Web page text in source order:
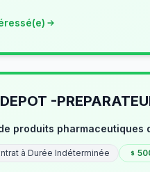
-
produits pharmaceutiques
à Durée Indéterminée